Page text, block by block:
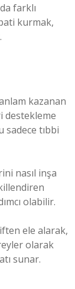
farklı
kurmak,
kazanan
destekleme
tıbbi
nasıl inşa
olabilir.
ele alarak,
olarak
sunar.